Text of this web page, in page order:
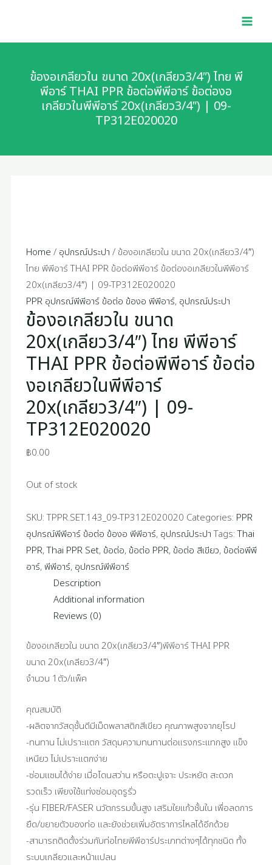
content
ข้องอเกลียวใน ขนาด 20x(เกลียว3/4″) ไทย พี
พีอาร์ THAI PPR ข้อต่อพีพีอาร์ ข้อต่องอ
เกลียวในพีพีอาร์ 20x(เกลียว3/4″) | 09-
TP312E020020
Home / อุปกรณ์ประปา / ข้องอเกลียวใน ขนาด 20x(เกลียว3/4″)
ไทย พีพีอาร์ THAI PPR ข้อต่อพีพีอาร์ ข้อต่องอเกลียวในพีพีอาร์
20x(เกลียว3/4″) | 09-TP312E020020
PPR อุปกรณ์พีพีอาร์ ข้อต่อ ข้องอ พีพีอาร์, อุปกรณ์ประปา
ข้องอเกลียวใน ขนาด
20x(เกลียว3/4″) ไทย พีพีอาร์
THAI PPR ข้อต่อพีพีอาร์ ข้อต่อ
งอเกลียวในพีพีอาร์
20x(เกลียว3/4″) | 09-
TP312E020020
฿0.00
Out of stock
SKU:TPPR.SET.143_09-TP312E020020 Categories: PPR
อุปกรณ์พีพีอาร์ ข้อต่อ ข้องอ พีพีอาร์, อุปกรณ์ประปา Tags:Thai
PPR,Thai PPR Set,ข้อต่อ,ข้อต่อ PPR,ข้อต่อ สีเขียว,ข้อต่อพีพี
อาร์,พีพีอาร์, อุปกรณ์พีพีอาร์
Description
Additional information
Reviews (0)
ข้องอเกลียวใน ขนาด 20x(เกลียว3/4″)พีพีอาร์ THAI PPR
ขนาด 20x(เกลียว3/4″)
จำนวน 1ตัว/แพ็ค
คุณสมบัติ
-ผลิตจากวัสดุชั้นดีมีเม็ดพลาสติกสีเขียว คุณภาพสูงจากยุโรป
-ทนทาน ไม่เปราะแตก วัสดุมความทนทานต่อแรงกระแทกสูง แข็ง
เหนียว ไม่เปราะแตกง่าย
-ซ่อมแซมได้ง่าย เมื่อโดนสว่าน หรือตะปูเจาะ ประหยัด สะดวก
รวดเร็ว เพียงใช้แท่งซ่อมอุดรูรั่ว
-รุ่น FIBER/FASER นวัตกรรมขั้นสูง เสริมใยแก้วชั้นใน เพื่อลดการ
ยืด/ขยายตัวของท่อ และยังช่วยเพิ่มอัตราการไหลได้อีกด้วย
-สามารถติดตั้งร่วมกับท่อไทยพีพีอาร์ประเภทต่างๆได้ทุกชนิด ทั้ง
ระบบเกลียวและหน้าแปลน